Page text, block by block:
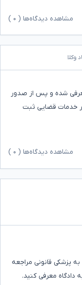
مشاهده دیدگاه‌ها ( ۰
وکلا
شده و پس از صدور
خدمات قضایی ثبت
مشاهده دیدگاه‌ها ( ۰
پزشکی قانونی مراجعه
دادگاه معرفی کنید.